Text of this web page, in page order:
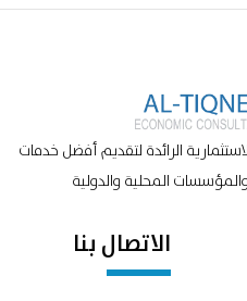
الرائدة لتقديم أفضل خدمات
والمؤسسات المحلية والدولية
الاتصال بنا